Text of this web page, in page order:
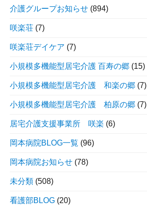
介護グループお知らせ (894)
咲楽荘 (7)
咲楽荘デイケア (7)
小規模多機能型居宅介護 百寿の郷 (15)
小規模多機能型居宅介護 和楽の郷 (7)
小規模多機能型居宅介護 柏原の郷 (7)
居宅介護支援事業所 咲楽 (6)
岡本病院BLOG一覧 (96)
岡本病院お知らせ (78)
未分類 (508)
看護部BLOG (20)